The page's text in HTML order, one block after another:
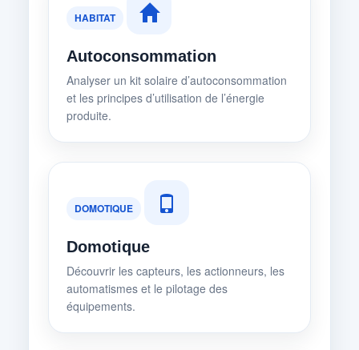
HABITAT
Autoconsommation
Analyser un kit solaire d’autoconsommation
et les principes d’utilisation de l’énergie
produite.
DOMOTIQUE
Domotique
Découvrir les capteurs, les actionneurs, les
automatismes et le pilotage des
équipements.